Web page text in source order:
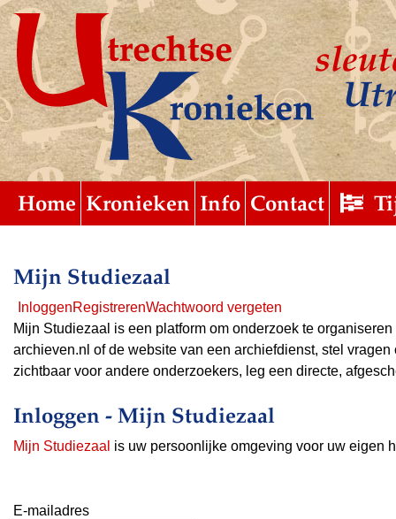
Home Kronieken Info Contact
uitgebreid
Submit
Mijn Studiezaal
InloggenRegistrerenWachtwoord vergeten
Mijn Studiezaal is een platform om onderzoek te
archieven.nl of de website van een archiefdienst, stel
zichtbaar voor andere onderzoekers, leg een directe,
Inloggen - Mijn Studiezaal
Mijn Studiezaal is uw persoonlijke omgeving voor uw eigen
E-mailadres